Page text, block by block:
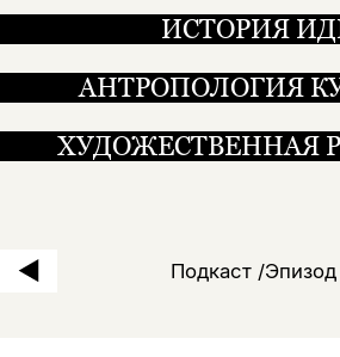
ИСТОРИЯ
АНТРОПОЛОГИЯ
ХУДОЖЕСТВЕННАЯ
Подкаст /Эпизод